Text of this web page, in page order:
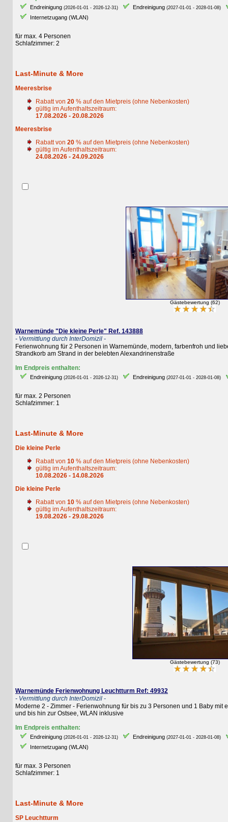
Endreinigung(2026-01-01 - 2026-12-31) Endreinigung(2027-01-01 - 2028-01-08)
Internetzugang (WLAN)
für max. 4 Personen
Schlafzimmer: 2
Last-Minute & More
Meeresbrise
Rabatt von20% auf den Mietpreis (ohne Nebenkosten)
gültig im Aufenthaltszeitraum:
17.08.2026 - 20.08.2026
Meeresbrise
Rabatt von20% auf den Mietpreis (ohne Nebenkosten)
gültig im Aufenthaltszeitraum:
24.08.2026 - 24.09.2026
Gästebewertung (62)
Warnemünde "Die kleine Perle" Ref. 143888
- Vermittlung durch InterDomizil -
Ferienwohnung für 2 Personen in Warnemünde, modern, farbenfroh und
Strandkorb am Strand in der belebten Alexandrinenstraße
Im Endpreis enthalten:
Endreinigung(2026-01-01 - 2026-12-31) Endreinigung(2027-01-01 - 2028-01-08)
für max. 2 Personen
Schlafzimmer: 1
Last-Minute & More
Die kleine Perle
Rabatt von10% auf den Mietpreis (ohne Nebenkosten)
gültig im Aufenthaltszeitraum:
10.08.2026 - 14.08.2026
Die kleine Perle
Rabatt von10% auf den Mietpreis (ohne Nebenkosten)
gültig im Aufenthaltszeitraum:
19.08.2026 - 29.08.2026
Gästebewertung (73)
Warnemünde Ferienwohnung Leuchtturm Ref: 49932
- Vermittlung durch InterDomizil -
Moderne 2 - Zimmer - Ferienwohnung für bis zu 3 Personen und 1 Baby mit
und bis hin zur Ostsee, WLAN inklusive
Im Endpreis enthalten:
Endreinigung(2026-01-01 - 2026-12-31) Endreinigung(2027-01-01 - 2028-01-08)
Internetzugang (WLAN)
für max. 3 Personen
Schlafzimmer: 1
Last-Minute & More
SP Leuchtturm